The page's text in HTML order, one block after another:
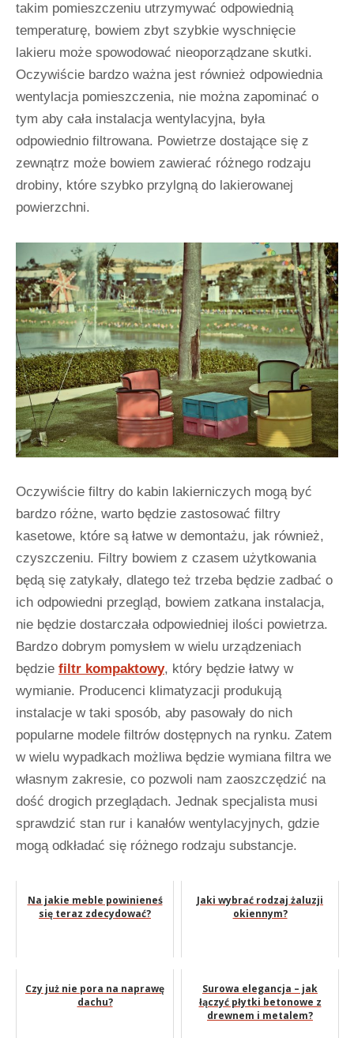
takim pomieszczeniu utrzymywać odpowiednią
temperaturę, bowiem zbyt szybkie wyschnięcie
lakieru może spowodować nieoporządzane skutki.
Oczywiście bardzo ważna jest również odpowiednia
wentylacja pomieszczenia, nie można zapominać o
tym aby cała instalacja wentylacyjna, była
odpowiednio filtrowana. Powietrze dostające się z
zewnątrz może bowiem zawierać różnego rodzaju
drobiny, które szybko przylgną do lakierowanej
powierzchni.
Oczywiście filtry do kabin lakierniczych mogą być
bardzo różne, warto będzie zastosować filtry
kasetowe, które są łatwe w demontażu, jak również,
czyszczeniu. Filtry bowiem z czasem użytkowania
będą się zatykały, dlatego też trzeba będzie zadbać o
ich odpowiedni przegląd, bowiem zatkana instalacja,
nie będzie dostarczała odpowiedniej ilości powietrza.
Bardzo dobrym pomysłem w wielu urządzeniach
będzie filtr kompaktowy, który będzie łatwy w
wymianie. Producenci klimatyzacji produkują
instalacje w taki sposób, aby pasowały do nich
popularne modele filtrów dostępnych na rynku. Zatem
w wielu wypadkach możliwa będzie wymiana filtra we
własnym zakresie, co pozwoli nam zaoszczędzić na
dość drogich przeglądach. Jednak specjalista musi
sprawdzić stan rur i kanałów wentylacyjnych, gdzie
mogą odkładać się różnego rodzaju substancje.
Na jakie meble powinieneś
się teraz zdecydować?
Jaki wybrać rodzaj żaluzji
okiennym?
Czy już nie pora na naprawę
dachu?
Surowa elegancja – jak
łączyć płytki betonowe z
drewnem i metalem?